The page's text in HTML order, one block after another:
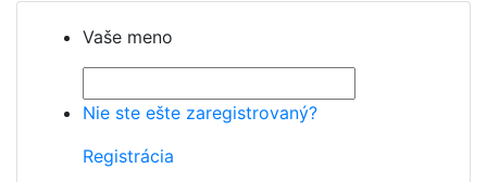
Vaše meno
Nie ste ešte zaregistrovaný?
Registrácia